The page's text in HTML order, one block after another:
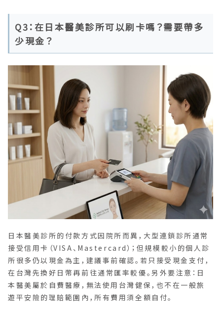
Q3：在日本醫美診所可以刷卡嗎？需要帶多
少現金？
日本醫美診所的付款方式因院所而異，大型連鎖診所通常
接受信用卡（VISA、Mastercard）；但規模較小的個人診
所很多仍以現金為主，建議事前確認。若只接受現金支付，
在台灣先換好日幣再前往通常匯率較優。另外要注意：日
本醫美屬於自費醫療，無法使用台灣健保，也不在一般旅
遊平安險的理賠範圍內，所有費用須全額自付。